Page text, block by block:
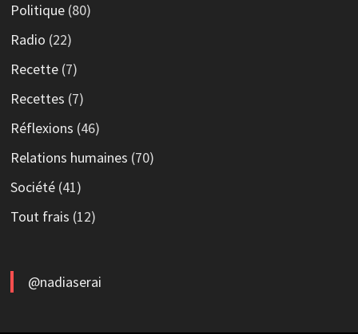
Politique(80)
Radio (22)
Recette(7)
Recettes (7)
Réflexions (46)
Relations humaines (70)
Société(41)
Tout frais (12)
@nadiaserai